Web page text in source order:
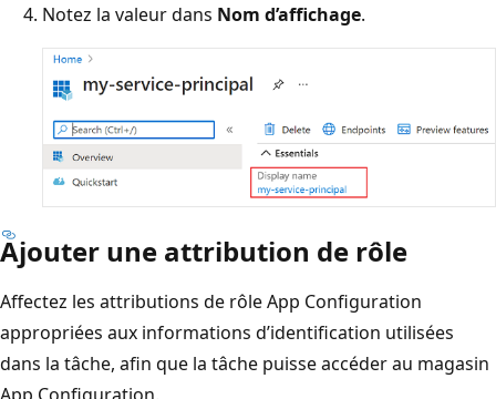
Notez la valeur dans Nom d’affichage.
Ajouter une attribution de rôle
Affectez les attributions de rôle App Configuration
appropriées aux informations d’identification utilisées
dans la tâche, afin que la tâche puisse accéder au magasin